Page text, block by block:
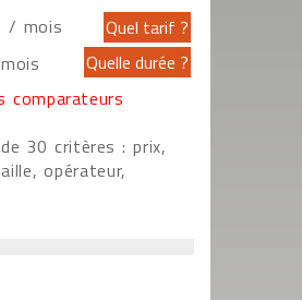
/ mois
comparateurs
30 critères : prix,
opérateur,